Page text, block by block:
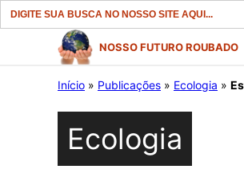
Search
for:
conteúdo
NOSSO FUTURO ROUBADO
Início » Publicações » Ecologia »
Ecologia